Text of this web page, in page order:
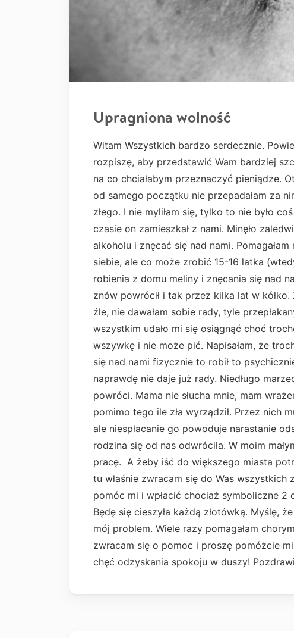
Upragniona wolność
Witam Wszystkich bardzo serdecznie.
rozpiszę, aby przedstawić Wam bardziej
na co chciałabym przeznaczyć pieniądze.
od samego początku nie przepadałam za
złego. I nie myliłam się, tylko to nie było
czasie on zamieszkał z nami. Minęło
alkoholu i znęcać się nad nami.
siebie, ale co może zrobić 15-16 latka
robienia z domu meliny i znęcania się nad
znów powrócił i tak przez kilka lat w
źle, nie dawałam sobie rady, tyle
wszystkim udało mi się osiągnąć choć
wszywkę i nie może pić. Napisałam, że
się nad nami fizycznie to robił to
naprawdę nie daje już rady. Niedługo
powróci. Mama nie słucha mnie, mam
pomimo tego ile zła wyrządził. Przez nich
ale niespłacanie go powoduje narastanie
rodzina się od nas odwróciła. W moim
pracę. A żeby iść do większego miasta
tu właśnie zwracam się do Was
pomóc mi i wpłacić chociaż symboliczne
Będę się cieszyła każdą złotówką. Myślę,
mój problem. Wiele razy pomagałam
zwracam się o pomoc i proszę pomóżcie
chęć odzyskania spokoju w duszy!